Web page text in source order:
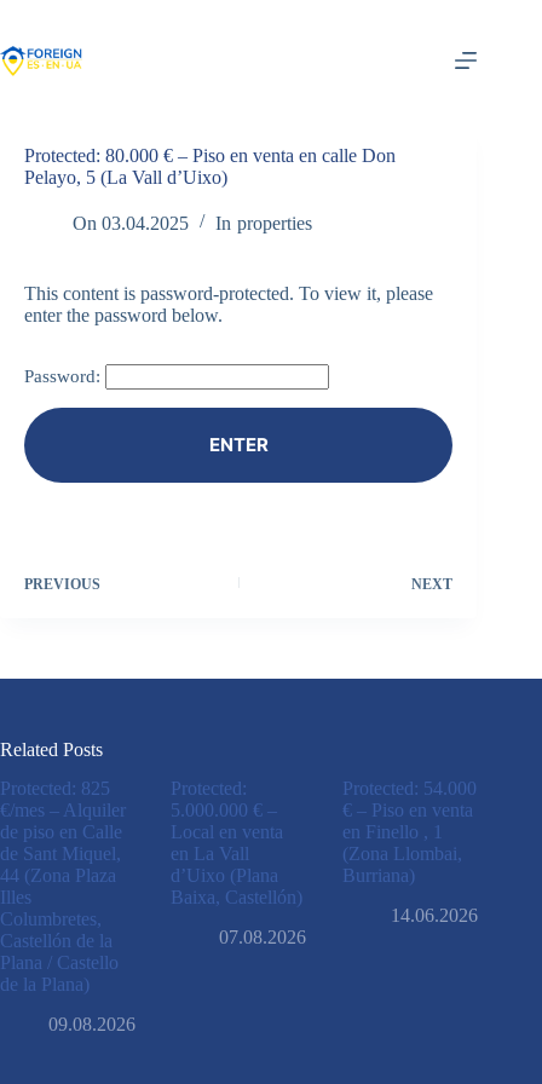
content
Protected: 80.000 € – Piso en venta en calle Don
Pelayo, 5 (La Vall d’Uixo)
On 03.04.2025 In properties
This content is password-protected. To view it, please
enter the password below.
Password:
PREVIOUS NEXT
Related Posts
Protected: 825
€/mes – Alquiler
de piso en Calle
de Sant Miquel,
44 (Zona Plaza
Illes
Columbretes,
Castellón de la
Plana / Castello
de la Plana)
09.08.2026
Protected:
5.000.000 € –
Local en venta
en La Vall
d’Uixo (Plana
Baixa, Castellón)
07.08.2026
Protected: 54.000
€ – Piso en venta
en Finello , 1
(Zona Llombai,
Burriana)
14.06.2026